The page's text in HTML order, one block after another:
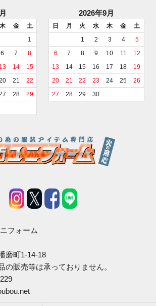
木 金
土
1
6 7
8
13 14
15
21
22
28
29
2026年9月
日 月 火 水 木 金
土
1
2 3 4
5
6
7 8 9 10 11
12
13
14 15 16 17 18
19
20
21 22 23 24 25
26
27
28 29 30
フォーム
磨町1-14-18
の販売等は承っておりません。